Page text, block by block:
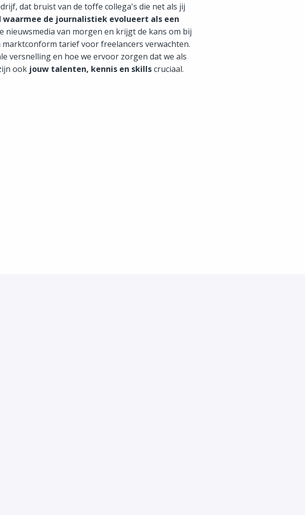
dat bruist van de toffe collega's die net als jij
de journalistiek evolueert als een
nieuwsmedia van morgen en krijgt de kans om bij
tarief voor freelancers verwachten.
versnelling en hoe we ervoor zorgen dat we als
ook jouw talenten, kennis en skillscruciaal.